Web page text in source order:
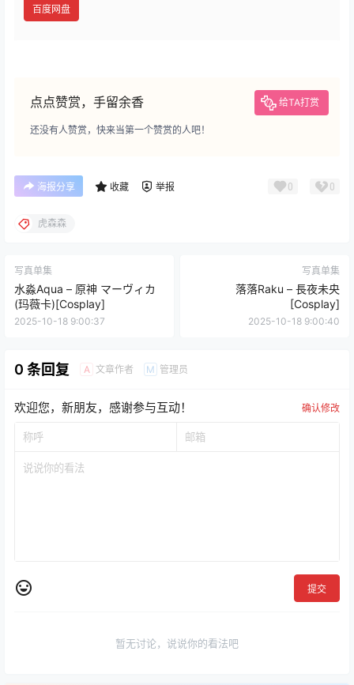
百度网盘
点点赞赏，手留余香 给TA打赏
还没有人赞赏，快来当第一个赞赏的人吧！
海报分享 收藏 举报 0 0
虎森森
写真单集
水淼Aqua – 原神 マーヴィカ
(玛薇卡)[Cosplay]
2025-10-18 9:00:37
写真单集
落落Raku – 長夜未央
[Cosplay]
2025-10-18 9:00:40
0 条回复 A 文章作者 M 管理员
欢迎您，新朋友，感谢参与互动！ 确认修改
提交
暂无讨论，说说你的看法吧